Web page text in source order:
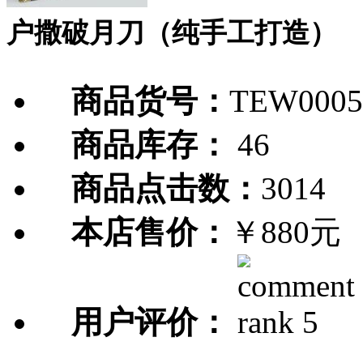
户撒破月刀（纯手工打造）
商品货号：
商品库存： 46
商品点击数： 3014
本店售价： ￥880元
用户评价：